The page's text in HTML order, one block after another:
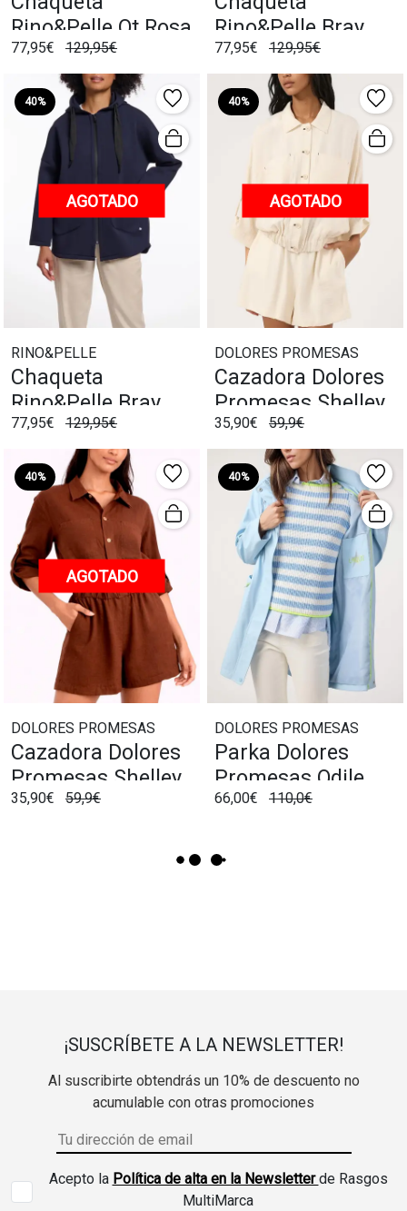
Rino&Pelle Ot Rosa
77,95€ 129,95€
Rino&Pelle Bray
Crudo
77,95€ 129,95€
40%
AGOTADO
RINO&PELLE
Chaqueta
Rino&Pelle Bray
Marino
77,95€ 129,95€
40%
AGOTADO
DOLORES PROMESAS
Cazadora Dolores
Promesas Shelley
Crudo
35,90€ 59,9€
40%
AGOTADO
DOLORES PROMESAS
Cazadora Dolores
Promesas Shelley
Marrón
35,90€ 59,9€
40%
DOLORES PROMESAS
Parka Dolores
Promesas Odile
Azul
66,00€ 110,0€
¡SUSCRÍBETE A LA NEWSLETTER!
Al suscribirte obtendrás un 10% de descuento no
acumulable con otras promociones
Acepto la Política de alta en la Newsletterde Rasgos
MultiMarca